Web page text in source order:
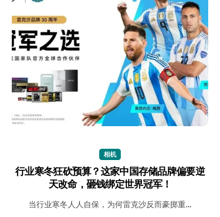
相机
行业寒冬狂砍预算？这家中国存储品牌偏要逆
天改命，砸钱绑定世界冠军！
当行业寒冬人人自保，为何雷克沙反而豪掷重…